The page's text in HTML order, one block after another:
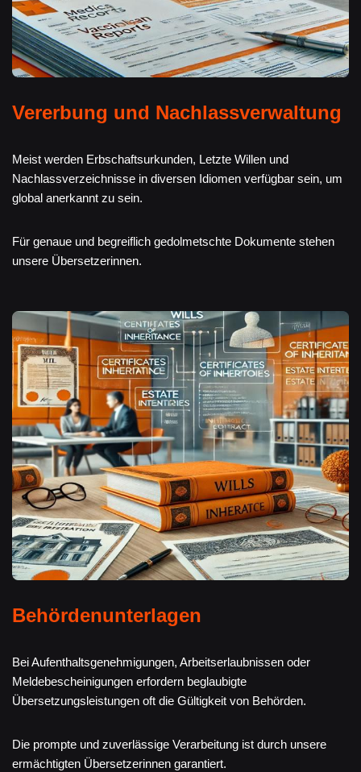
Vererbung und Nachlassverwaltung
Meist werden Erbschaftsurkunden, Letzte Willen und
Nachlassverzeichnisse in diversen Idiomen verfügbar sein, um
global anerkannt zu sein.
Für genaue und begreiflich gedolmetschte Dokumente stehen
unsere Übersetzerinnen.
Behördenunterlagen
Bei Aufenthaltsgenehmigungen, Arbeitserlaubnissen oder
Meldebescheinigungen erfordern beglaubigte
Übersetzungsleistungen oft die Gültigkeit von Behörden.
Die prompte und zuverlässige Verarbeitung ist durch unsere
ermächtigten Übersetzerinnen garantiert.